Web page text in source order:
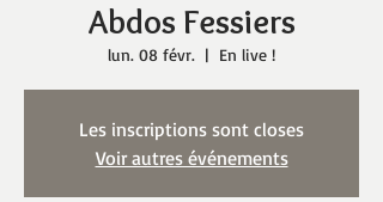
Abdos Fessiers
lun. 08 févr.
  |
En live !
Les inscriptions sont closes
Voir autres événements